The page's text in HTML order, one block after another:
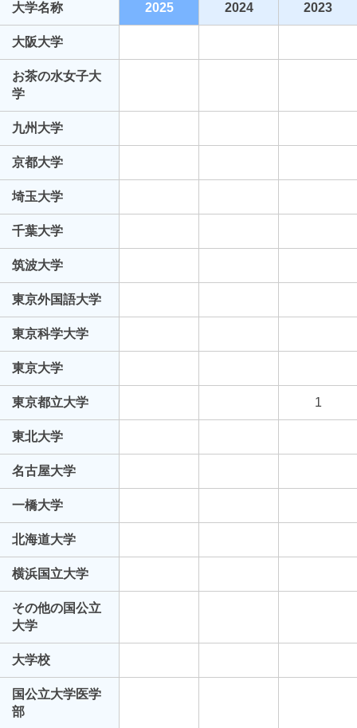
大学名称 2025 2024 2023
大阪大学
お茶の水女子大
学
九州大学
京都大学
埼玉大学
千葉大学
筑波大学
東京外国語大学
東京科学大学
東京大学
東京都立大学 1
東北大学
名古屋大学
一橋大学
北海道大学
横浜国立大学
その他の国公立
大学
大学校
国公立大学医学
部